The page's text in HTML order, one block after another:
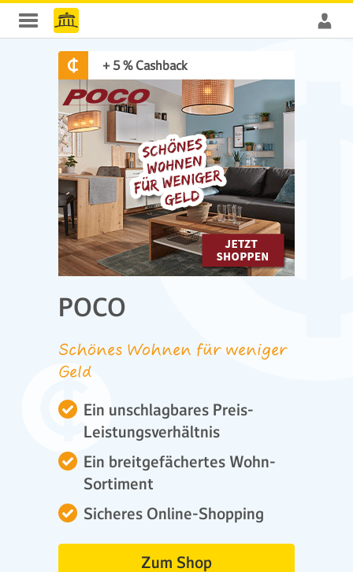
POCO
Schönes Wohnen für weniger
Geld
Ein unschlagbares Preis-
Leistungsverhältnis
Ein breitgefächertes Wohn-
Sortiment
Sicheres Online-Shopping
+ 5 % Cashback
Zum Shop